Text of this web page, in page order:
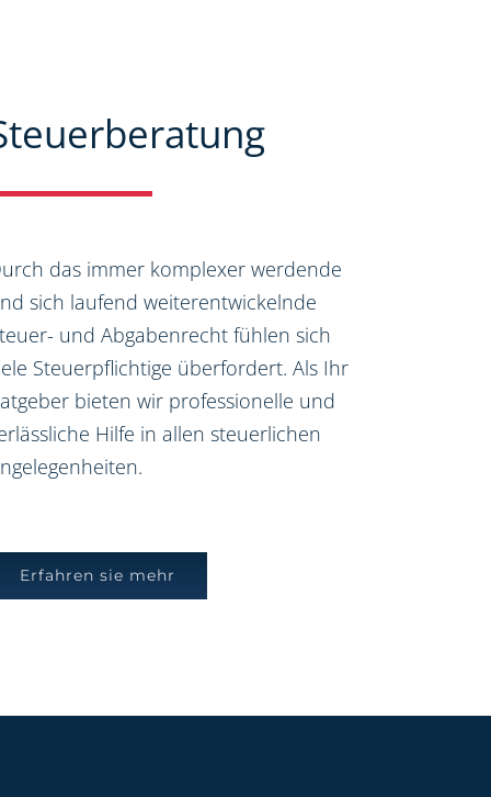
das immer komplexer werdende
sich laufend weiterentwickelnde
und Abgabenrecht fühlen sich
Steuerpflichtige überfordert. Als Ihr
bieten wir professionelle und
Hilfe in allen steuerlichen
Erfahren sie mehr